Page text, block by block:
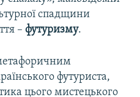
спадщини
– футуризму.
футуриста,
цього мистецького